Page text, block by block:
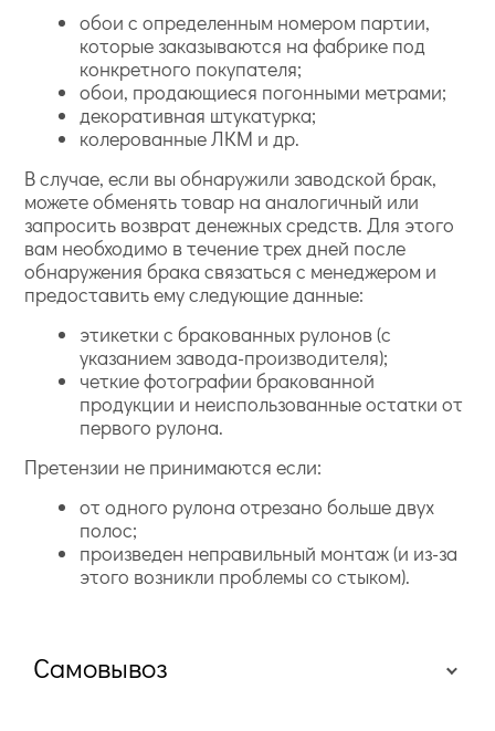
обои с определенным номером партии,
которые заказываются на фабрике под
конкретного покупателя;
обои, продающиеся погонными метрами;
декоративная штукатурка;
колерованные ЛКМ и др.
В случае, если вы обнаружили заводской брак,
можете обменять товар на аналогичный или
запросить возврат денежных средств. Для этого
вам необходимо в течение трех дней после
обнаружения брака связаться с менеджером и
предоставить ему следующие данные:
этикетки с бракованных рулонов (с
указанием завода-производителя);
четкие фотографии бракованной
продукции и неиспользованные остатки от
первого рулона.
Претензии не принимаются если:
от одного рулона отрезано больше двух
полос;
произведен неправильный монтаж (и из-за
этого возникли проблемы со стыком).
Самовывоз